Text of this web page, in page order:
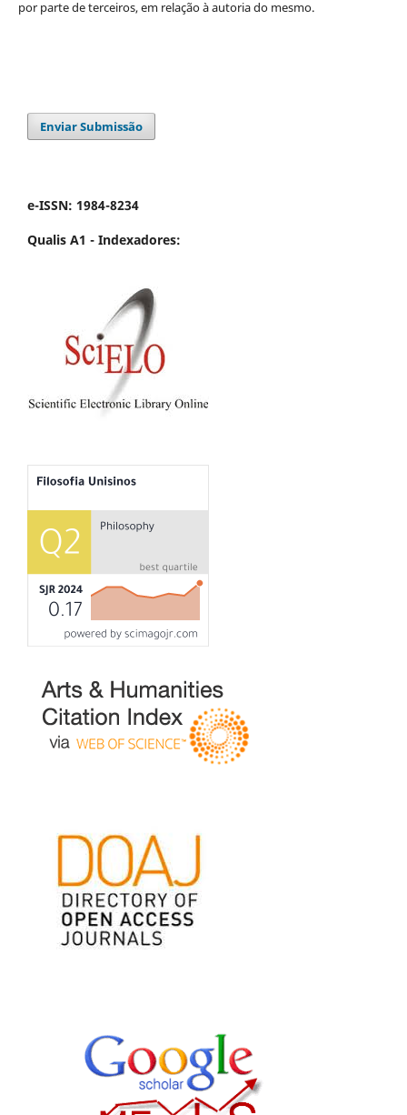
por parte de terceiros, em relação à autoria do mesmo.
Enviar Submissão
e-ISSN: 1984-8234
Qualis A1 - Indexadores: